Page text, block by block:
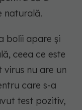
naturală.
bolii apare şi
ceea ce este
nu are un
care s-a
test pozitiv,